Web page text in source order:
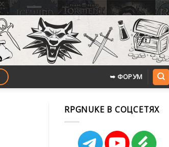
➥ ФОРУМ
RPGNUKE В СОЦСЕТЯХ